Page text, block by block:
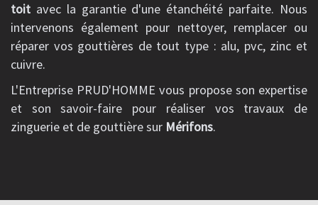
toit avec la garantie d'une étanchéité parfaite. Nous
intervenons également pour nettoyer, remplacer ou
réparer vos gouttières de tout type : alu, pvc, zinc et
cuivre.
L'Entreprise PRUD'HOMME vous propose son expertise
et son savoir-faire pour réaliser vos travaux de
zinguerie et de gouttière sur Mérifons.